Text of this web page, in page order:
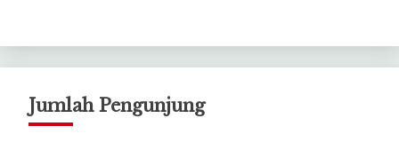
Jumlah Pengunjung